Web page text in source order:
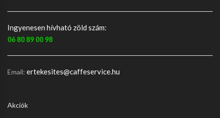
Ingyenesen hívható zöld szám:
06 80 89 00 98
Email: ertekesites@caffeservice.hu
Akciók